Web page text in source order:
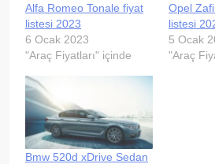
Alfa Romeo Tonale fiyat
listesi 2023
6 Ocak 2023
"Araç Fiyatları" içinde
Opel
listesi
5 Ocak
"Araç
Bmw 520d xDrive Sedan